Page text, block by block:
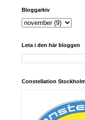
Bloggarkiv
Leta i den här bloggen
Constellation